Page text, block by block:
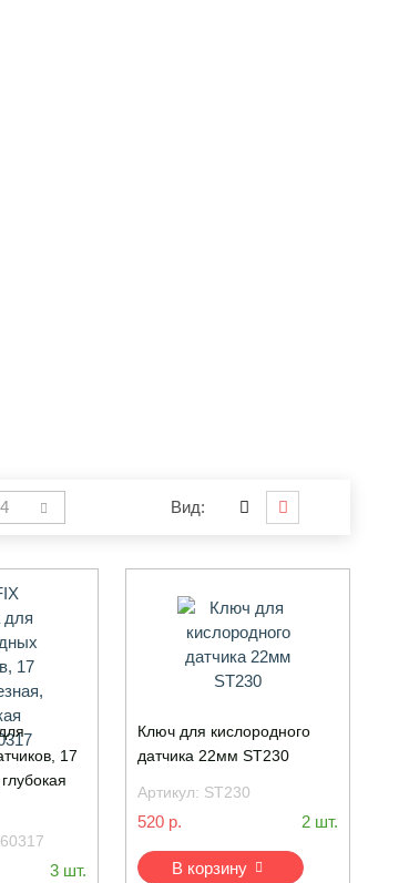
Вид:
17
3 шт.
Ключ для кислородного
датчика 22мм ST230
Артикул: ST230
520 р. 2 шт.
В корзину